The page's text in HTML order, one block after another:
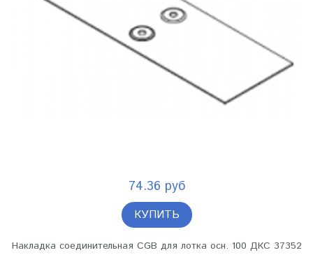
74.36 руб
КУПИТЬ
Накладка соединительная CGB для лотка осн. 100 ДКС 37352